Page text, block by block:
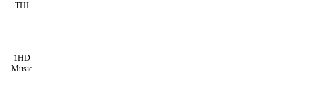
TIJI
1HD
Music